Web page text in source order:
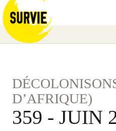
D’AFRIQUE)
359 - JUIN